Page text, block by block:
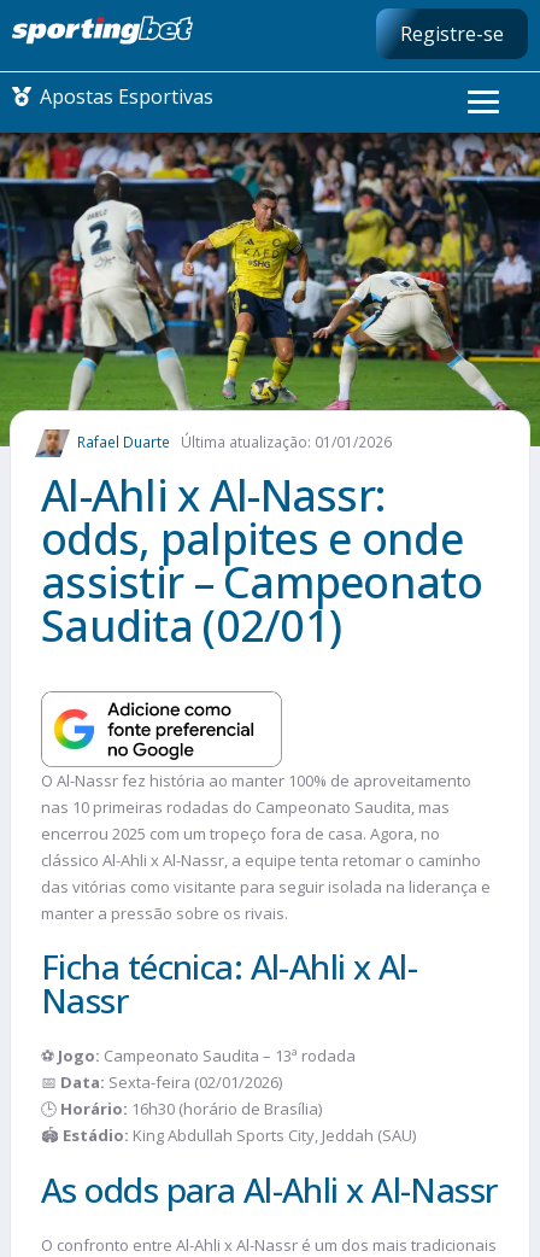
Registre-se
Apostas Esportivas
CONMEBOL LIBERTADORES
FUTEBOL NACIONAL
FUTEBOL INTERNACIONAL
COMO APOSTAR
MAIS ESPORTES
Rafael Duarte Última atualização: 01/01/2026
Al-Ahli x Al-Nassr:
odds, palpites e onde
assistir – Campeonato
Saudita (02/01)
O Al-Nassr fez história ao manter 100% de aproveitamento
nas 10 primeiras rodadas do Campeonato Saudita, mas
encerrou 2025 com um tropeço fora de casa. Agora, no
clássico Al-Ahli x Al-Nassr, a equipe tenta retomar o caminho
das vitórias como visitante para seguir isolada na liderança e
manter a pressão sobre os rivais.
Ficha técnica: Al-Ahli x Al-
Nassr
⚽ Jogo: Campeonato Saudita – 13ª rodada
📅 Data: Sexta-feira (02/01/2026)
🕒 Horário: 16h30 (horário de Brasília)
🏟️ Estádio: King Abdullah Sports City, Jeddah (SAU)
As odds para Al-Ahli x Al-Nassr
O confronto entre Al-Ahli x Al-Nassr é um dos mais tradicionais